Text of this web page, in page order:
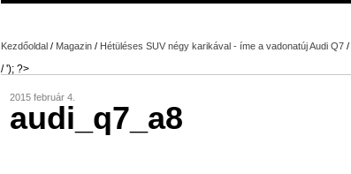
Kezdőoldal / Magazin / Hétüléses SUV négy karikával - íme a vadonatúj Audi Q7 /
/ '); ?>
2015 február 4.
audi_q7_a8